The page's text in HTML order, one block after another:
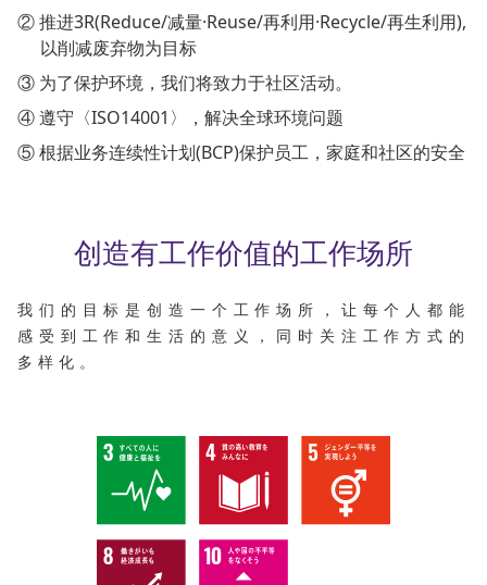
② 推进3R(Reduce/减量·Reuse/再利用·Recycle/再生利用),
以削减废弃物为目标
③ 为了保护环境，我们将致力于社区活动。
④ 遵守〈ISO14001〉，解决全球环境问题
⑤ 根据业务连续性计划(BCP)保护员工，家庭和社区的安全
创造有工作价值的工作场所
我们的目标是创造一个工作场所， 让每个人都能
感受到工作和生活的意义， 同时关注工作方式的
多样化。